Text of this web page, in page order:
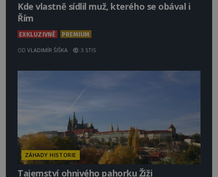
Kde vlastně sídlil muž, kterého se obával i
Řím
EXKLUZIVNĚ PREMIUM
OD VLADIMÍR ŠIŠKA 3.5TIS
ZÁHADY HISTORIE
Tajemství ohnivého pahorku Žiži